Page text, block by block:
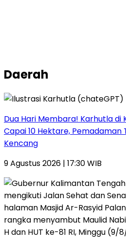
Daerah
Dua Hari Membara! Karhutla di
Capai 10 Hektare, Pemadaman
Kencang
9 Agustus 2026 | 17:30 WIB